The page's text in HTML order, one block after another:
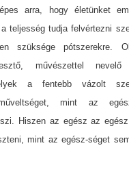
arra, hogy életünket
teljesség tudja felvértezni
szüksége pótszerekre.
művészettel
a fentebb vázolt
mint az
Hiszen az egész az
mint az egész-séget